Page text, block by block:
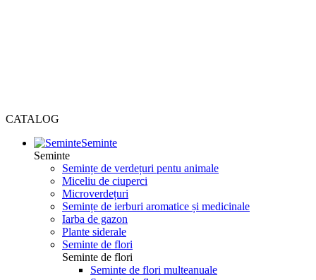
CATALOG
Seminte
Seminte
Semințe de verdețuri pentu animale
Miceliu de ciuperci
Microverdețuri
Semințe de ierburi aromatice și medicinale
Iarba de gazon
Plante siderale
Seminte de flori
Seminte de flori
Seminte de flori multeanuale